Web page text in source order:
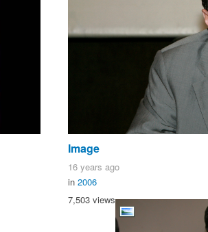
Image
16 years ago
in 2006
7,503 views